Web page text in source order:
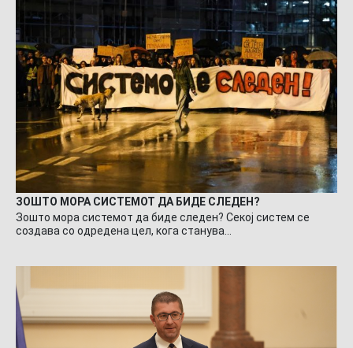
ЗОШТО МОРА СИСТЕМОТ ДА БИДЕ СЛЕДЕН?
Зошто мора системот да биде следен? Секој систем се
создава со одредена цел, кога станува…